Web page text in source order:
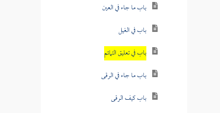
باب ما جاء في العين
باب في الغيل
باب في تعليق التمائم
باب ما جاء في الرقى
باب كيف الرقى